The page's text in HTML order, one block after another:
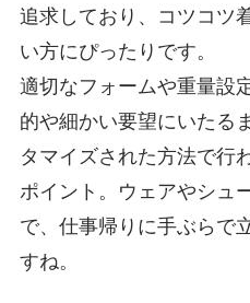
追求しており、コツコツ
い方にぴったりです。
適切なフォームや重量設
的や細かい要望にいたる
タマイズされた方法で行
ポイント。ウェアやシュ
で、仕事帰りに手ぶらで
すね。